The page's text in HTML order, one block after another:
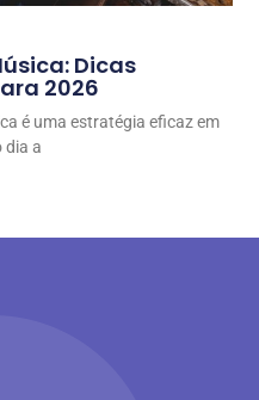
Dicas
2026
é uma estratégia eficaz em
dia a